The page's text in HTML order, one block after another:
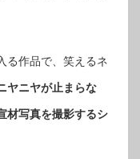
る作品で、笑えるネ
ヤニヤが止まらな
材写真を撮影するシ